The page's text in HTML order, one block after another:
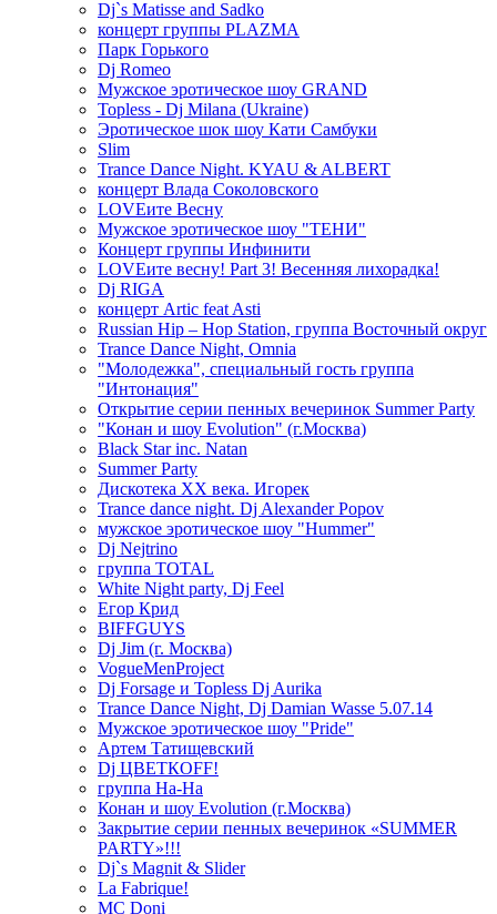
Dj`s Matisse and Sadko
концерт группы PLAZMA
Парк Горького
Dj Romeo
Мужское эротическое шоу GRAND
Topless - Dj Milana (Ukraine)
Эротическое шок шоу Кати Самбуки
Slim
Trance Dance Night. KYAU & ALBERT
концерт Влада Соколовского
LOVEите Весну
Мужское эротическое шоу "ТЕНИ"
Концерт группы Инфинити
LOVEите весну! Part 3! Весенняя лихорадка!
Dj RIGA
концерт Artic feat Asti
Russian Hip – Hop Station, группа Восточный округ
Trance Dance Night, Omnia
"Молодежка", специальный гость группа
"Интонация"
Открытие серии пенных вечеринок Summer Party
"Конан и шоу Evolution" (г.Москва)
Black Star inc. Natan
Summer Party
Дискотека ХХ века. Игорек
Trance dance night. Dj Alexander Popov
мужское эротическое шоу "Hummer"
Dj Nejtrino
группа TOTAL
White Night party, Dj Feel
Егор Крид
BIFFGUYS
Dj Jim (г. Москва)
VogueMenProject
Dj Forsage и Topless Dj Aurika
Trance Dance Night, Dj Damian Wasse 5.07.14
Мужское эротическое шоу "Pride"
Артем Татищевский
Dj ЦВЕТКOFF!
группа На-На
Конан и шоу Evolution (г.Москва)
Закрытие серии пенных вечеринок «SUMMER
PARTY»!!!
Dj`s Magnit & Slider
La Fabrique!
MC Doni